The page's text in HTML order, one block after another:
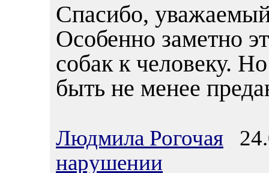
Спасибо,
Особенно заметно
собак к человеку.
быть не менее
Людмила Рогочая
нарушении